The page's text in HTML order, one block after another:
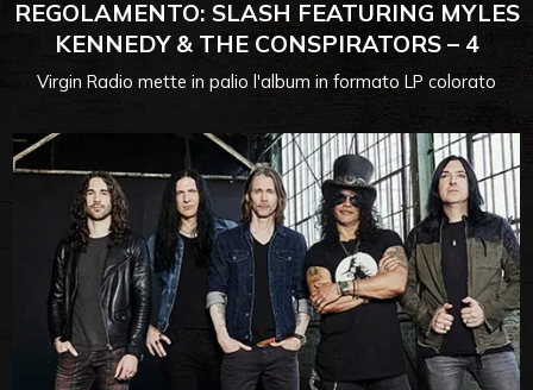
REGOLAMENTO: SLASH FEATURING MYLES
KENNEDY & THE CONSPIRATORS – 4
Virgin Radio mette in palio l'album in formato LP colorato